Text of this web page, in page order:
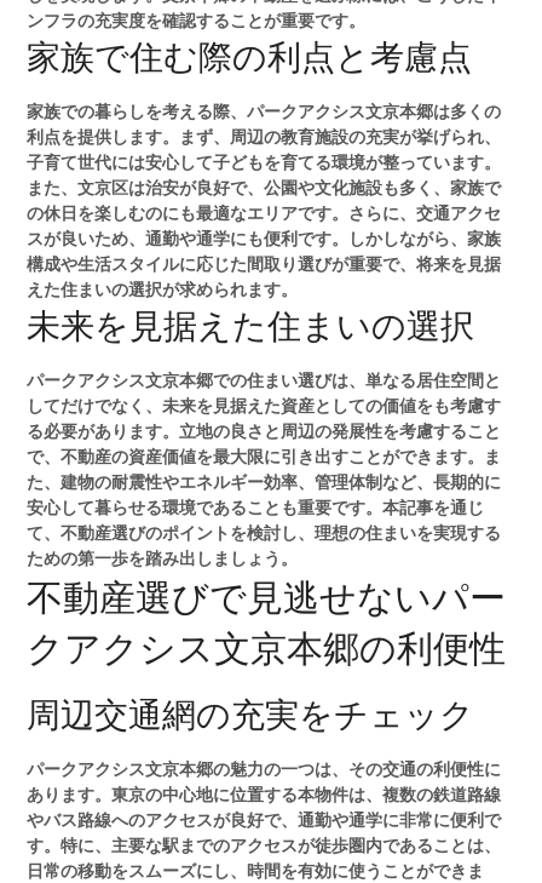
ンフラの充実度を確認することが重要です。
家族で住む際の利点と考慮点
家族での暮らしを考える際、パークアクシス文京本郷は多くの
利点を提供します。まず、周辺の教育施設の充実が挙げられ、
子育て世代には安心して子どもを育てる環境が整っています。
また、文京区は治安が良好で、公園や文化施設も多く、家族で
の休日を楽しむのにも最適なエリアです。さらに、交通アクセ
スが良いため、通勤や通学にも便利です。しかしながら、家族
構成や生活スタイルに応じた間取り選びが重要で、将来を見据
えた住まいの選択が求められます。
未来を見据えた住まいの選択
パークアクシス文京本郷での住まい選びは、単なる居住空間と
してだけでなく、未来を見据えた資産としての価値をも考慮す
る必要があります。立地の良さと周辺の発展性を考慮すること
で、不動産の資産価値を最大限に引き出すことができます。ま
た、建物の耐震性やエネルギー効率、管理体制など、長期的に
安心して暮らせる環境であることも重要です。本記事を通じ
て、不動産選びのポイントを検討し、理想の住まいを実現する
ための第一歩を踏み出しましょう。
不動産選びで見逃せないパー
クアクシス文京本郷の利便性
周辺交通網の充実をチェック
パークアクシス文京本郷の魅力の一つは、その交通の利便性に
あります。東京の中心地に位置する本物件は、複数の鉄道路線
やバス路線へのアクセスが良好で、通勤や通学に非常に便利で
す。特に、主要な駅までのアクセスが徒歩圏内であることは、
日常の移動をスムーズにし、時間を有効に使うことができま